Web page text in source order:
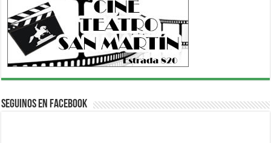
Seguinos en Facebook